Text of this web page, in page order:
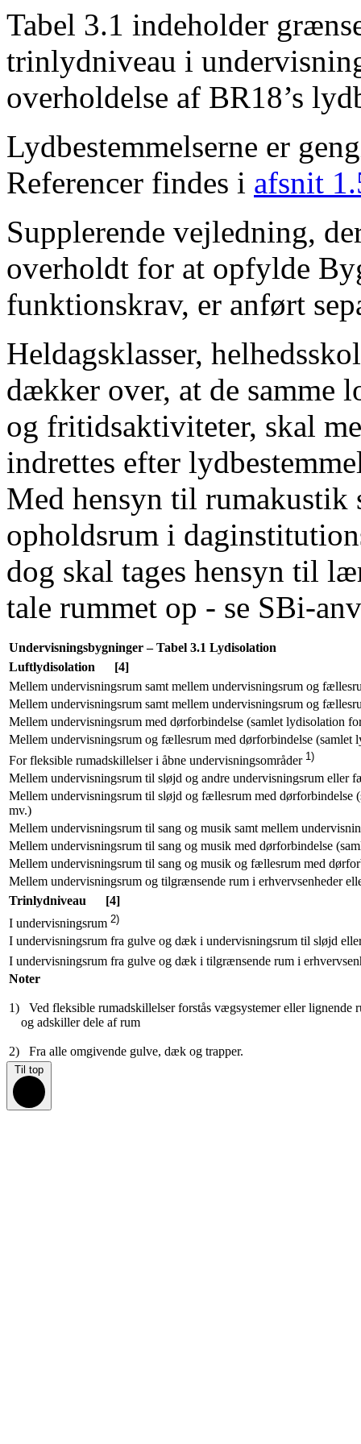
Tabel 3.1 indeholder
trinlydniveau i
overholdelse af BR18’s
Lydbestemmelserne er
Referencer findes i afsnit
Supplerende vejledning,
overholdt for at opfylde
funktionskrav, er anført
Heldagsklasser,
dækker over, at de samme
og fritidsaktiviteter, skal
indrettes efter
Med hensyn til rumakustik
opholdsrum i
dog skal tages hensyn til
tale rummet op - se SBi-
Undervisningsbygninger – Tabel 3.1 Lydisolation
Luftlydisolation
[4]
Mellem undervisningsrum samt mellem undervisningsrum og
Mellem undervisningsrum samt mellem undervisningsrum og
Mellem undervisningsrum med dørforbindelse (samlet lydisolation
Mellem undervisningsrum og fællesrum med dørforbindelse
For fleksible rumadskillelser i åbne undervisningsområder 1)
Mellem undervisningsrum til sløjd og andre undervisningsrum eller
Mellem undervisningsrum til sløjd og fællesrum med
mv.)
Mellem undervisningsrum til sang og musik samt mellem
Mellem undervisningsrum til sang og musik med dørforbindelse
Mellem undervisningsrum til sang og musik og fællesrum med
Mellem undervisningsrum og tilgrænsende rum i erhvervsenheder
Trinlydniveau
[4]
I undervisningsrum 2)
I undervisningsrum fra gulve og dæk i undervisningsrum til sløjd
I undervisningsrum fra gulve og dæk i tilgrænsende rum i
Noter
1) Ved fleksible rumadskillelser forstås vægsystemer eller lignende
og adskiller dele af rum
2) Fra alle omgivende gulve, dæk og trapper.
Til top